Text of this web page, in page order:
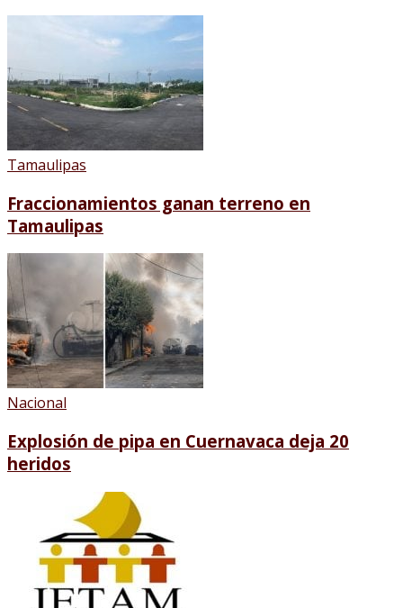
Tamaulipas
Fraccionamientos ganan terreno en
Tamaulipas
Nacional
Explosión de pipa en Cuernavaca deja 20
heridos